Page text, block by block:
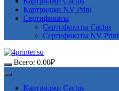
Картриджи NV Print
Сертификаты
Сертификаты Cactus
Сертификаты NV Print
Всего: 0.00₽
Картриджи Cactus